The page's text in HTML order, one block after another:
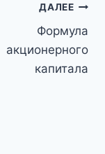
ДАЛЕЕ
Формула
акционерного
капитала